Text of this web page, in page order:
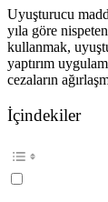
Uyuşturucu
yıla göre
kullanmak,
yaptırım
cezaların
İçindekiler